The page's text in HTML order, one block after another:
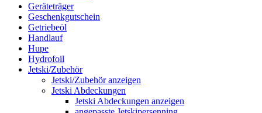
Geräteträger
Geschenkgutschein
Getriebeöl
Handlauf
Hupe
Hydrofoil
Jetski/Zubehör
Jetski/Zubehör anzeigen
Jetski Abdeckungen
Jetski Abdeckungen anzeigen